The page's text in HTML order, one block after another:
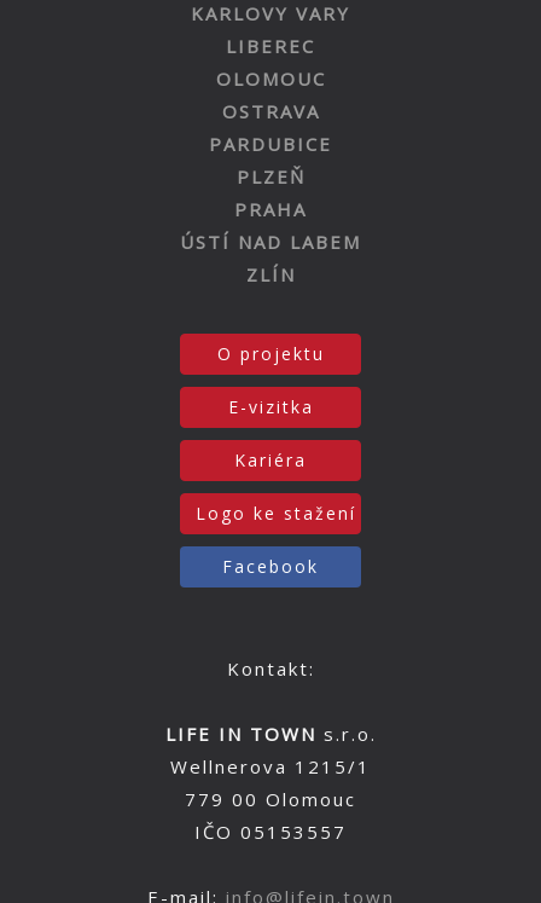
KARLOVY VARY
LIBEREC
OLOMOUC
OSTRAVA
PARDUBICE
PLZEŇ
PRAHA
ÚSTÍ NAD LABEM
ZLÍN
O projektu
E-vizitka
Kariéra
Logo ke stažení
Facebook
Kontakt:
LIFE IN TOWN s.r.o.
Wellnerova 1215/1
779 00 Olomouc
IČO 05153557
E-mail: info@lifein.town